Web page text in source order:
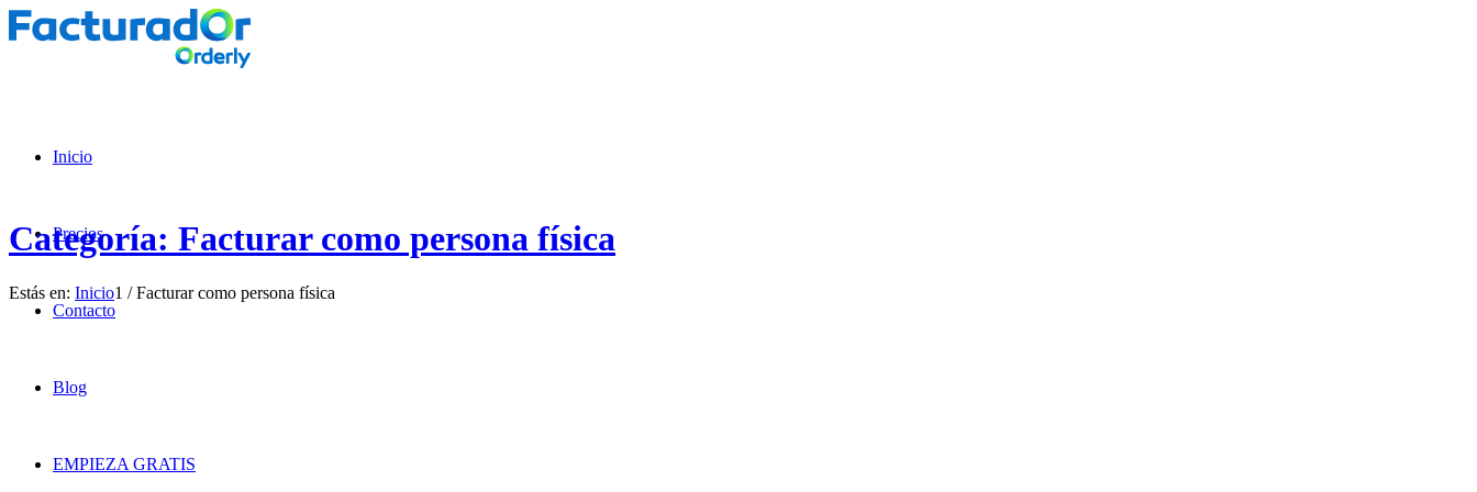
Inicio
Precios
Contacto
Blog
EMPIEZA GRATIS
Categoría: Facturar como persona física
Estás en: Inicio1 / Facturar como persona física